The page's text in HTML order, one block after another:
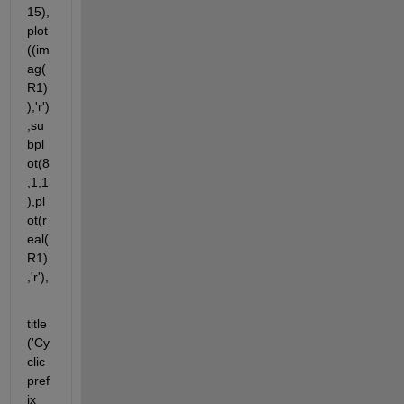
15),
plot
((im
ag(
R1)
),'r')
,su
bpl
ot(8
,1,1
),pl
ot(r
eal(
R1)
,'r'),
title
('Cy
clic
pref
ix